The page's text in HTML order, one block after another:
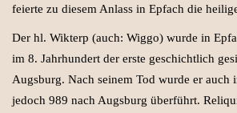
feierte zu diesem Anlass in Epfach die
Der hl. Wikterp (auch: Wiggo) wurde in
im 8. Jahrhundert der erste geschichtlich
Augsburg. Nach seinem Tod wurde er auch
jedoch 989 nach Augsburg überführt.